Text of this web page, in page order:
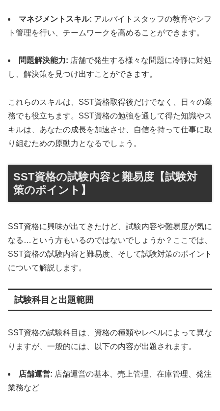
マネジメントスキル: アルバイトスタッフの教育やシフ
ト管理を行い、チームワークを高めることができます。
問題解決能力: 店舗で発生する様々な問題に冷静に対処
し、解決策を見つけ出すことができます。
これらのスキルは、SST資格取得後だけでなく、日々の業
務でも役立ちます。SST資格の勉強を通して得た知識やス
キルは、あなたの成長を加速させ、自信を持って仕事に取
り組むための原動力となるでしょう。
SST資格の試験内容と難易度【試験対
策のポイント】
SST資格に興味が出てきたけど、試験内容や難易度が気に
なる…という方もいるのではないでしょうか？ここでは、
SST資格の試験内容と難易度、そして試験対策のポイント
について解説します。
試験科目と出題範囲
SST資格の試験科目は、資格の種類やレベルによって異な
りますが、一般的には、以下の内容が出題されます。
店舗運営: 店舗運営の基本、売上管理、在庫管理、発注
業務など